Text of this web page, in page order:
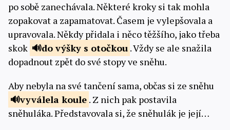
po sobě zanechávala. Některé kroky si tak mohla
zopakovat a zapamatovat. Časem je vylepšovala a
upravovala. Někdy přidala i něco těžšího, jako třeba
skok
do výšky s otočkou . Vždy se ale snažila
dopadnout zpět do své stopy ve sněhu.
Aby nebyla na své tančení sama, občas si ze sněhu
vyválela koule . Z nich pak postavila
sněhuláka. Představovala si, že sněhulák je její…